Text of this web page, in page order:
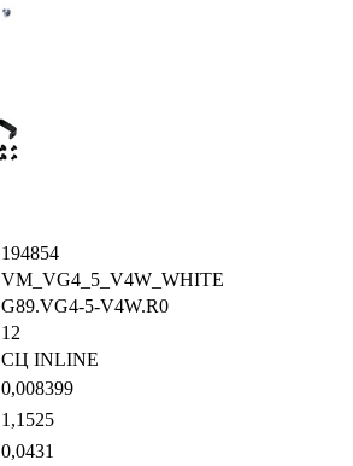
194854
VM_VG4_5_V4W_WHITE
G89.VG4-5-V4W.R0
12
СЦ INLINE
0,008399
1,1525
0,0431